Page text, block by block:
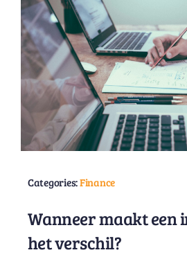
Categories:Finance
Wanneer maakt een
het verschil?